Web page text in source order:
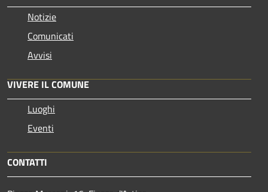
Notizie
Comunicati
Avvisi
VIVERE IL COMUNE
Luoghi
Eventi
CONTATTI